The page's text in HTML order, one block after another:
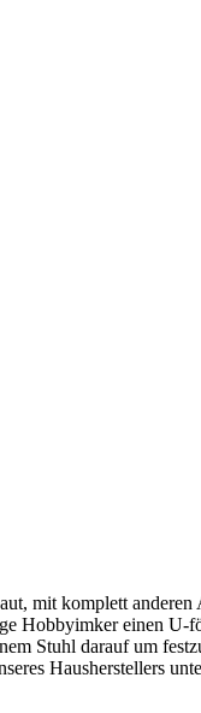
mit komplett
Hobbyimker einen
Stuhl darauf um
Hausherstellers